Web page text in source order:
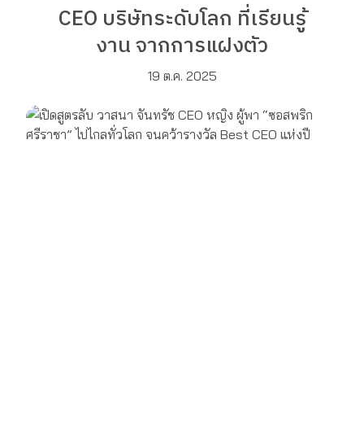
CEO บริษัทระดับโลก ที่เรียนรู้
งาน จากการแฝงตัว
19 ต.ค. 2025